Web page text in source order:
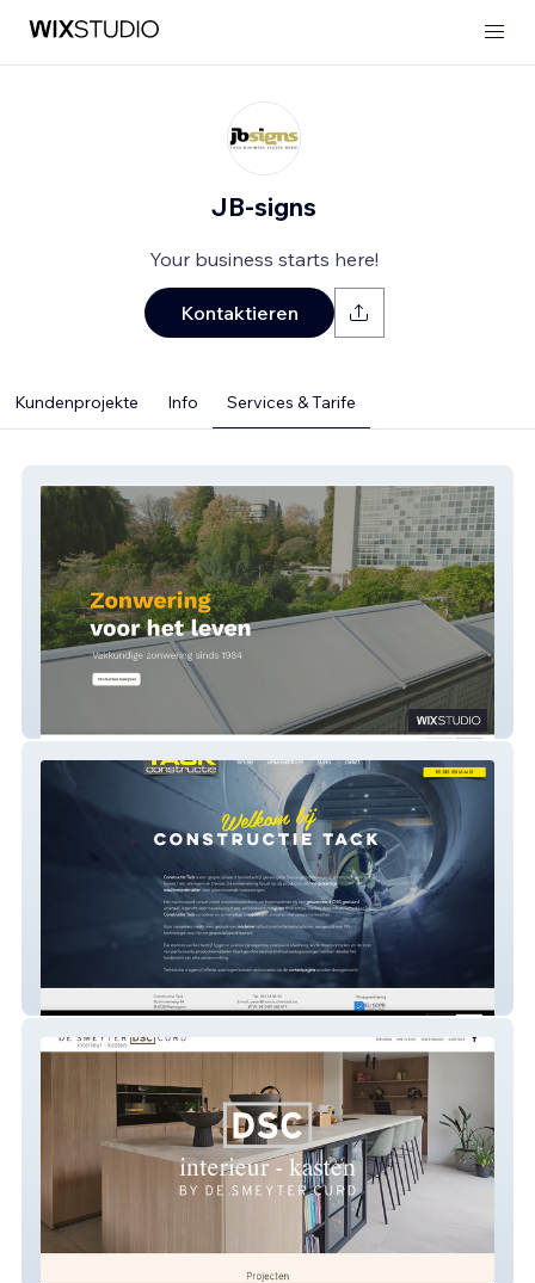
JB-signs
Your business starts here!
Kontaktieren
Kundenprojekte Info Services & Tarife
Constructietack